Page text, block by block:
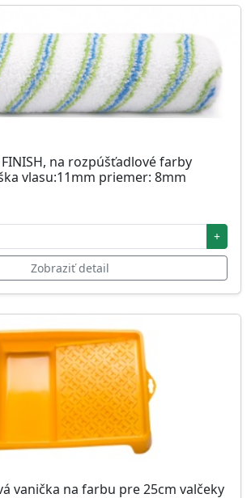
FINISH, na rozpúšťadlové farby
vlasu:11mm priemer: 8mm
+
Zobraziť detail
vanička na farbu pre 25cm valčeky